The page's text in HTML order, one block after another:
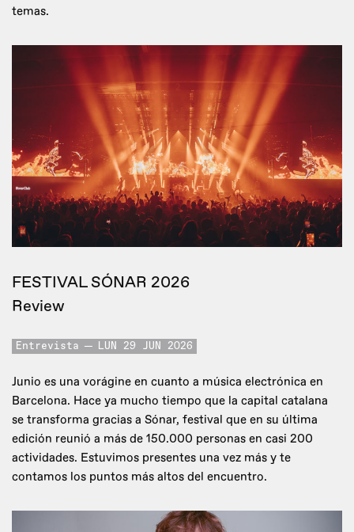
temas.
FESTIVAL SÓNAR 2026
Review
Entrevista LUN 29 JUN 2026
Junio es una vorágine en cuanto a música electrónica en
Barcelona. Hace ya mucho tiempo que la capital catalana
se transforma gracias a Sónar, festival que en su última
edición reunió a más de 150.000 personas en casi 200
actividades. Estuvimos presentes una vez más y te
contamos los puntos más altos del encuentro.